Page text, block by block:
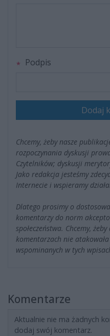
Podpis
Dodaj
Chcemy, żeby nasze
rozpoczynania dyskusji
Czytelników; dyskusji
Jako redakcja jesteśmy
Internecie i wspieramy
Dlatego prosimy o
komentarzy do norm
społeczeństwa. Chcemy,
komentarzach nie
wspominanych w tych
Komentarze
Aktualnie nie ma żadnych
dodaj swój komentarz.